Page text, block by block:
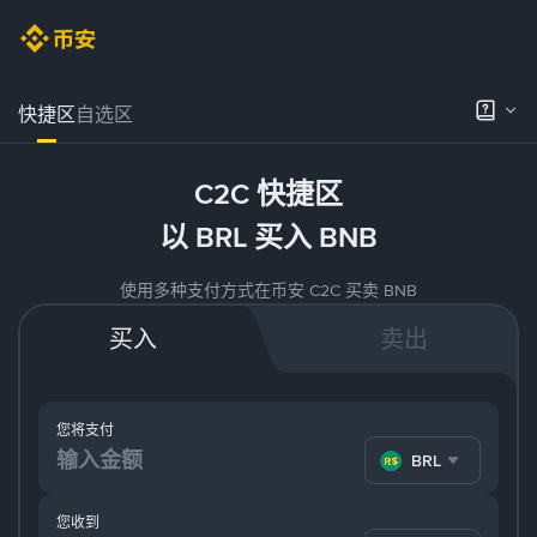
快捷区自选区
C2C 快捷区
以 BRL 买入 BNB
使用多种支付方式在币安 C2C 买卖 BNB
买入 卖出
您将支付
BRL
您收到